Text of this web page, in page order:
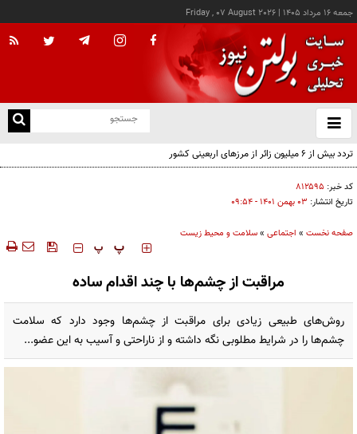
جمعه ۱۶ مرداد ۱۴۰۵ |
Friday , 07 August 2026
باز
و
تردد بیش از ۶ میلیون زائر از مرزهای اربعینی کشور
کد خبر: ۸۱۲۵۹۵
تاریخ انتشار: ۰۳ بهمن ۱۴۰۱ - ۰۹:۵۴
صفحه نخست » اجتماعی »سلامت و محیط زیست
‍‍‍ پ پ
مراقبت از چشم‌ها با چند اقدام ساده
روش‌های طبیعی زیادی برای مراقبت از چشم‌ها وجود دارد که سلامت
چشم‌ها را در شرایط مطلوبی نگه داشته و از ناراحتی و آسیب به این عضو...